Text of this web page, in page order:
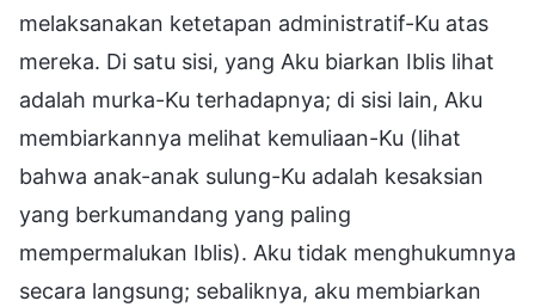
melaksanakan ketetapan administratif-Ku atas
mereka. Di satu sisi, yang Aku biarkan Iblis lihat
adalah murka-Ku terhadapnya; di sisi lain, Aku
membiarkannya melihat kemuliaan-Ku (lihat
bahwa anak-anak sulung-Ku adalah kesaksian
yang berkumandang yang paling
mempermalukan Iblis). Aku tidak menghukumnya
secara langsung; sebaliknya, aku membiarkan